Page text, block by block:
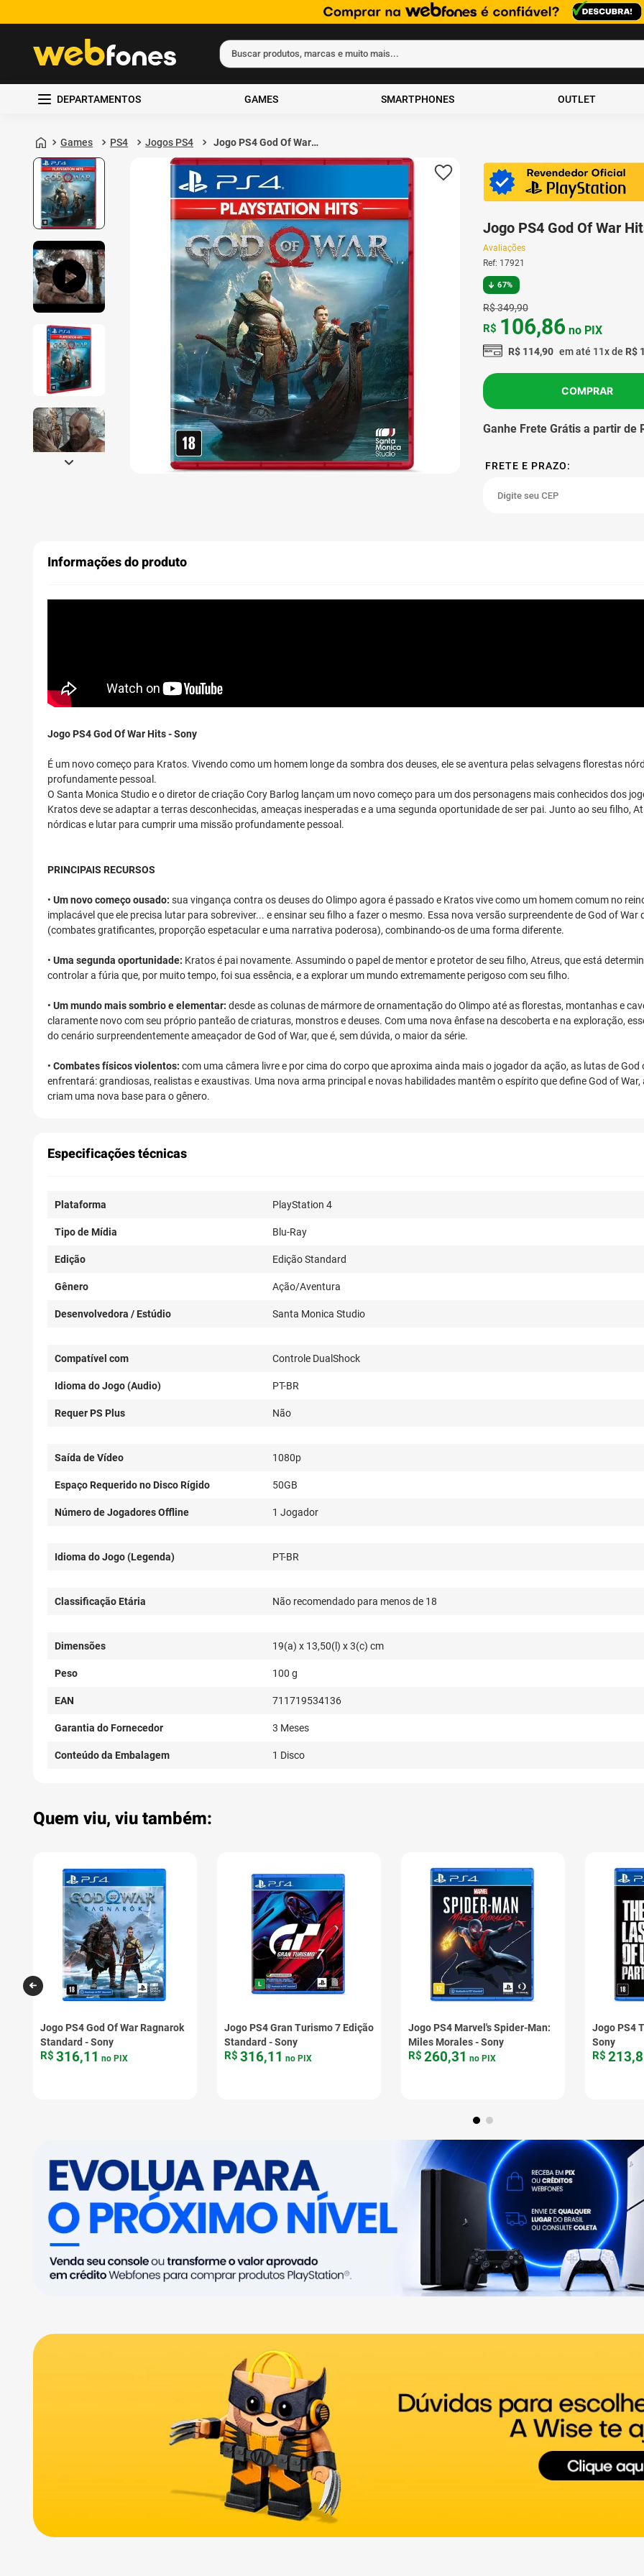
Buscar produtos, marcas e muito mais...
DEPARTAMENTOS GAMES SMARTPHONES OUTLET
Games PS4 Jogos PS4
Jogo PS4 God Of War
Jogo PS4 God Of War
Avaliações
Ref: 17921
67%
R$349,90
R$ 114,90 em até 11x de R$
R$ 106,86 no PIX
COMPRAR
Ganhe Frete Grátis a partir de
Informações do produto
Jogo PS4 God Of War Hits - Sony
É um novo começo para Kratos. Vivendo como um homem longe da sombra dos deuses, ele se aventura pelas selvagens florestas
profundamente pessoal.
O Santa Monica Studio e o diretor de criação Cory Barlog lançam um novo começo para um dos personagens mais conhecidos dos
Kratos deve se adaptar a terras desconhecidas, ameaças inesperadas e a uma segunda oportunidade de ser pai. Junto ao seu filho,
nórdicas e lutar para cumprir uma missão profundamente pessoal.
PRINCIPAIS RECURSOS
• Um novo começo ousado: sua vingança contra os deuses do Olimpo agora é passado e Kratos vive como um homem comum no
implacável que ele precisa lutar para sobreviver... e ensinar seu filho a fazer o mesmo. Essa nova versão surpreendente de God of
(combates gratificantes, proporção espetacular e uma narrativa poderosa), combinando-os de uma forma diferente.
• Uma segunda oportunidade: Kratos é pai novamente. Assumindo o papel de mentor e protetor de seu filho, Atreus, que está
controlar a fúria que, por muito tempo, foi sua essência, e a explorar um mundo extremamente perigoso com seu filho.
• Um mundo mais sombrio e elementar: desde as colunas de mármore de ornamentação do Olimpo até as florestas, montanhas e
claramente novo com seu próprio panteão de criaturas, monstros e deuses. Com uma nova ênfase na descoberta e na exploração,
do cenário surpreendentemente ameaçador de God of War, que é, sem dúvida, o maior da série.
• Combates físicos violentos: com uma câmera livre e por cima do corpo que aproxima ainda mais o jogador da ação, as lutas de
enfrentará: grandiosas, realistas e exaustivas. Uma nova arma principal e novas habilidades mantêm o espírito que define God of
criam uma nova base para o gênero.
Especificações técnicas
Plataforma PlayStation 4
Tipo de Mídia Blu-Ray
Edição Edição Standard
Gênero Ação/Aventura
Desenvolvedora / Estúdio Santa Monica Studio
Compatível com Controle DualShock
Idioma do Jogo (Audio) PT-BR
Requer PS Plus Não
Saída de Vídeo 1080p
Espaço Requerido no Disco Rígido 50GB
Número de Jogadores Offline 1 Jogador
Idioma do Jogo (Legenda) PT-BR
Classificação Etária Não recomendado para menos de 18
Dimensões 19(a) x 13,50(l) x 3(c) cm
Peso 100 g
EAN 711719534136
Garantia do Fornecedor 3 Meses
Conteúdo da Embalagem 1 Disco
Quem viu, viu também:
Jogo PS4 God Of War Ragnarok
Standard - Sony
R$ 316,11 no PIX
Jogo PS4 Gran Turismo 7 Edição
Standard - Sony
R$ 316,11 no PIX
Jogo PS4 Marvel's Spider-Man:
Miles Morales - Sony
R$ 260,31 no PIX
Jogo PS4
Sony
R$ 213,
Termos mais buscados
º
gift card
3º
ps4
4º
smartphone
5º notebook